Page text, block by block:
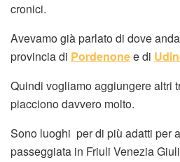
cronici.
Avevamo già parlato di dove
provincia di Pordenonee di
Quindi vogliamo aggiungere altri
piacciono davvero molto.
Sono luoghi per di più adatti per
passeggiata in Friuli Venezia